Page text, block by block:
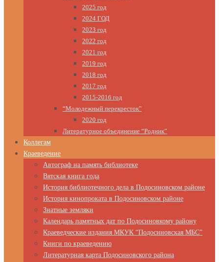
2025 год
2024 ГОД
2023 год
2022 год
2021 год
2019 год
2018 год
2017 год
2015-2016 год
“Молодежный перекресток”
2020 год
Литературное объединение “Родник”
Коллегам
Краеведение
Автограф на память библиотеке
Вятская книга года
История библиотечного дела в Подосиновском районе
История кинопроката в Подосиновском районе
Знатные земляки
Календарь памятных дат по Подосиновкому району
Краеведческие издания МКУК “Подосиновская МБС”
Книги по краеведению
Литературная карта Подосиновского района